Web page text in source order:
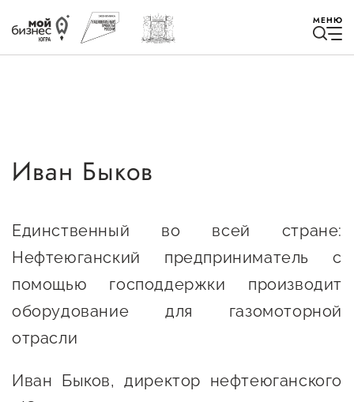
МЕНЮ
Избранное
Быть в курсе
Истории успеха
Мероприятия
Новости
Социальные сети "Мой
Иван Быков
Единственный во всей стране:
Нефтеюганский предприниматель с
помощью господдержки производит
оборудование для газомоторной
отрасли
Иван Быков, директор нефтеюганского